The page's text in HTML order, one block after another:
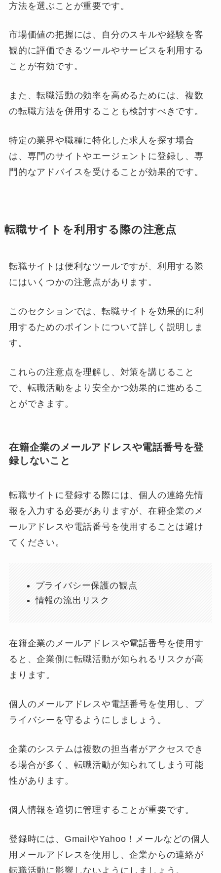
方法を選ぶことが重要です。
市場価値の把握には、自分のスキルや経験を客
観的に評価できるツールやサービスを利用する
ことが有効です。
また、転職活動の効率を高めるためには、複数
の転職方法を併用することも検討すべきです。
特定の業界や職種に特化した求人を探す場合
は、専門のサイトやエージェントに登録し、専
門的なアドバイスを受けることが効果的です。
転職サイトを利用する際の注意点
転職サイトは便利なツールですが、利用する際
にはいくつかの注意点があります。
このセクションでは、転職サイトを効果的に利
用するためのポイントについて詳しく説明しま
す。
これらの注意点を理解し、対策を講じること
で、転職活動をより安全かつ効果的に進めるこ
とができます。
在籍企業のメールアドレスや電話番号を登
録しないこと
転職サイトに登録する際には、個人の連絡先情
報を入力する必要がありますが、在籍企業のメ
ールアドレスや電話番号を使用することは避け
てください。
プライバシー保護の観点
情報の流出リスク
在籍企業のメールアドレスや電話番号を使用す
ると、企業側に転職活動が知られるリスクが高
まります。
個人のメールアドレスや電話番号を使用し、プ
ライバシーを守るようにしましょう。
企業のシステムは複数の担当者がアクセスでき
る場合が多く、転職活動が知られてしまう可能
性があります。
個人情報を適切に管理することが重要です。
登録時には、GmailやYahoo！メールなどの個人
用メールアドレスを使用し、企業からの連絡が
転職活動に影響しないようにしましょう。